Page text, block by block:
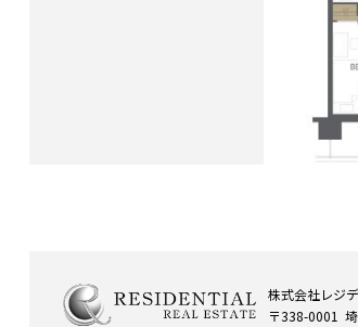
株式会社レジ
〒338-0001